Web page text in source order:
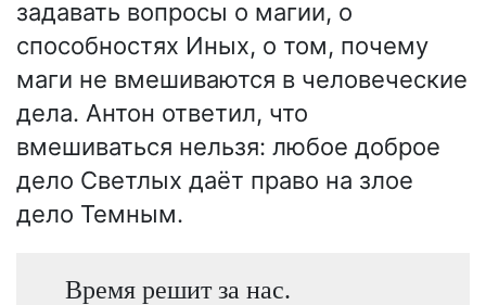
задавать вопросы о магии, о
способностях Иных, о том, почему
маги не вмешиваются в человеческие
дела. Антон ответил, что
вмешиваться нельзя: любое доброе
дело Светлых даёт право на злое
дело Темным.
Время решит за нас.